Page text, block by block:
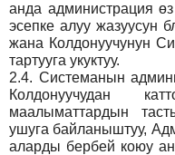
анда администрация
эсепке алуу жазуусун
жана Колдонуучунун
тартууга укуктуу.
2.4. Системанын
Колдонуучудан
маалыматтардын
ушуга байланыштуу,
аларды бербей коюу